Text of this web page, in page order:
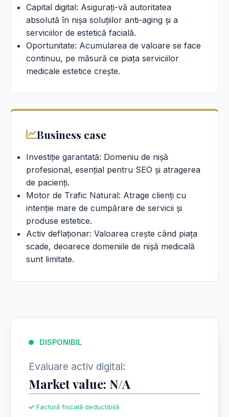
Capital digital: Asigurați-vă autoritatea
absolută în nișa soluțiilor anti-aging și a
serviciilor de estetică facială.
Oportunitate: Acumularea de valoare se face
continuu, pe măsură ce piața serviciilor
medicale estetice crește.
Business case
Investiție garantată: Domeniu de nișă
profesional, esențial pentru SEO și atragerea
de pacienți.
Motor de Trafic Natural: Atrage clienți cu
intenție mare de cumpărare de servicii și
produse estetice.
Activ deflaționar: Valoarea crește când piața
scade, deoarece domeniile de nișă medicală
sunt limitate.
DISPONIBIL
Evaluare activ digital:
Market value: N/A
Factură fiscală deductibilă